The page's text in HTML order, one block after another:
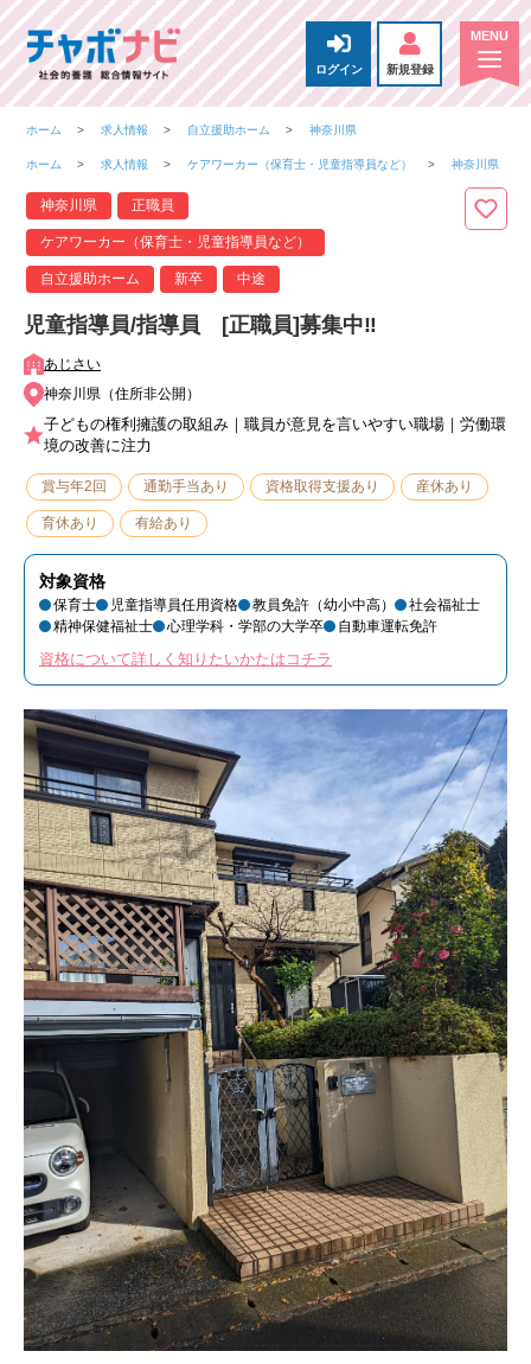
ログイン 新規登録
ホーム 求人情報 自立援助ホーム 神奈川県
ホーム 求人情報 ケアワーカー（保育士・児童指導員など） 神奈川県
神奈川県 正職員
ケアワーカー（保育士・児童指導員など）
自立援助ホーム 新卒 中途
児童指導員/指導員 [正職員]募集中‼
あじさい
神奈川県（住所非公開）
子どもの権利擁護の取組み｜職員が意見を言いやすい職場｜労働環
境の改善に注力
賞与年2回 通勤手当あり 資格取得支援あり 産休あり
育休あり 有給あり
対象資格
保育士 児童指導員任用資格 教員免許（幼小中高）
社会福祉士
精神保健福祉士
心理学科・学部の大学卒 自動車運転免許
資格について詳しく知りたいかたはコチラ